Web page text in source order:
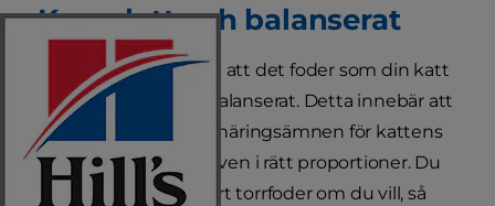
Komplett och balanserat
Det är mycket viktigt att det foder som din katt
får är komplett och balanserat. Detta innebär att
fodret innehåller alla näringsämnen för kattens
olika livsstadier och även i rätt proportioner. Du
kan ge din katt enbart torrfoder om du vill, så